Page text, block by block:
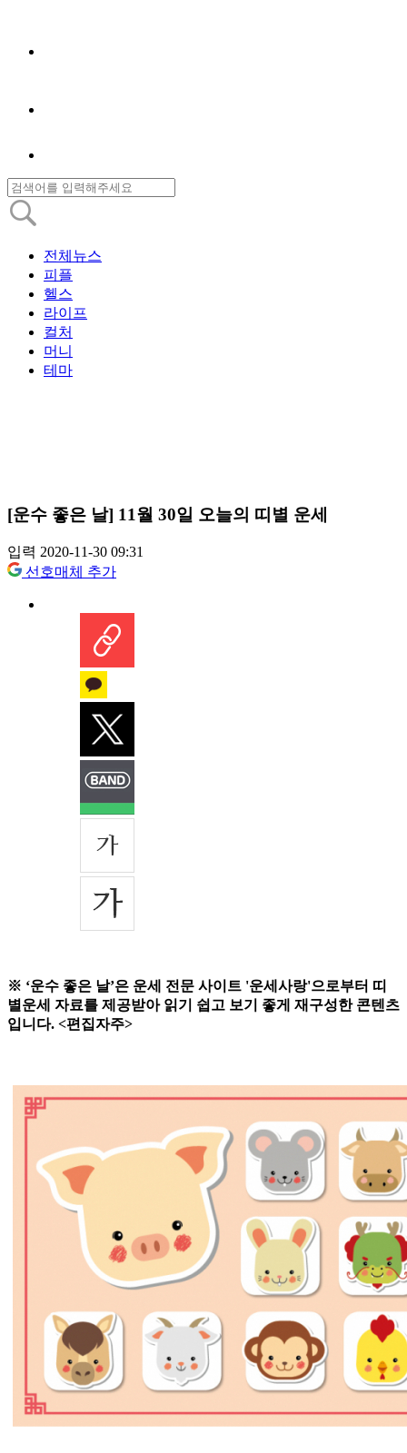
전체뉴스
피플
헬스
라이프
컬처
머니
테마
[운수 좋은 날] 11월 30일 오늘의 띠별 운세
입력 2020-11-30 09:31
선호매체 추가
※ ‘운수 좋은 날’은 운세 전문 사이트 '운세사랑'으로부터 띠
별운세 자료를 제공받아 읽기 쉽고 보기 좋게 재구성한 콘텐츠
입니다. <편집자주>